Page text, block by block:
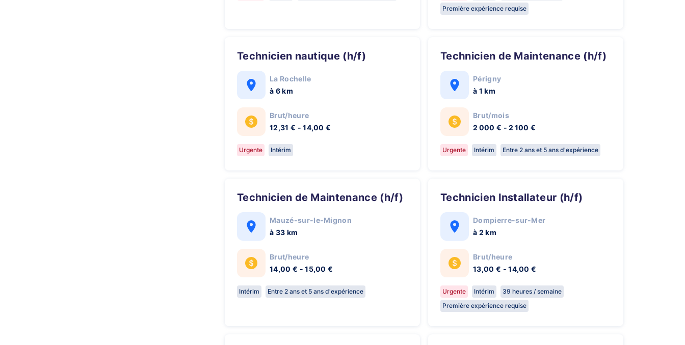
Première expérience requise
Technicien nautique (h/f)
La Rochelle
à 6 km
Brut/heure
12,31 € - 14,00 €
Urgente Intérim
Technicien de Maintenance (h/f)
Périgny
à 1 km
Brut/mois
2 000 € - 2 100 €
Urgente Intérim Entre 2 ans et 5 ans d'expérience
Technicien de Maintenance (h/f)
Mauzé-sur-le-Mignon
à 33 km
Brut/heure
14,00 € - 15,00 €
Intérim Entre 2 ans et 5 ans d'expérience
Technicien Installateur (h/f)
Dompierre-sur-Mer
à 2 km
Brut/heure
13,00 € - 14,00 €
Urgente Intérim
39 heures / semaine
Première expérience requise